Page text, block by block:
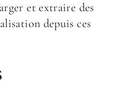
et extraire des
depuis ces